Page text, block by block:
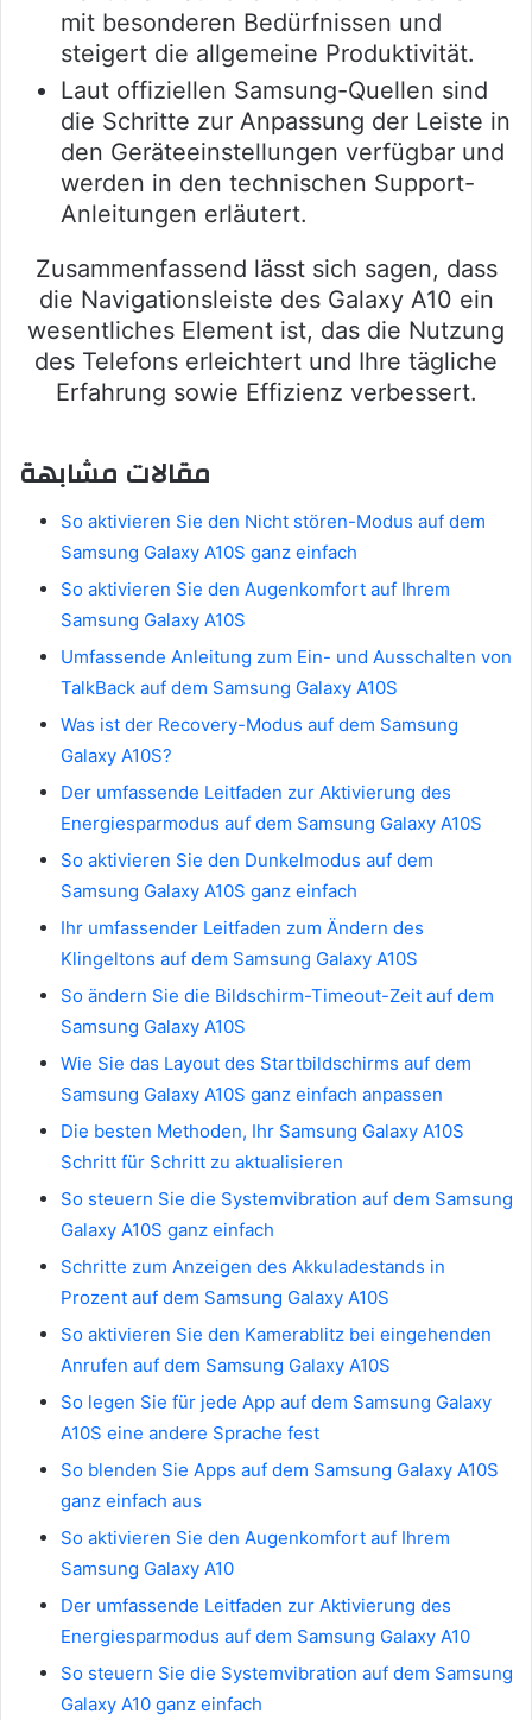
mit besonderen Bedürfnissen und
steigert die allgemeine Produktivität.
Laut offiziellen Samsung-Quellen sind
die Schritte zur Anpassung der Leiste in
den Geräteeinstellungen verfügbar und
werden in den technischen Support-
Anleitungen erläutert.
Zusammenfassend lässt sich sagen, dass
die Navigationsleiste des Galaxy A10 ein
wesentliches Element ist, das die Nutzung
des Telefons erleichtert und Ihre tägliche
Erfahrung sowie Effizienz verbessert.
مقالات مشابهة
So aktivieren Sie den Nicht stören-Modus auf dem
Samsung Galaxy A10S ganz einfach
So aktivieren Sie den Augenkomfort auf Ihrem
Samsung Galaxy A10S
Umfassende Anleitung zum Ein- und Ausschalten von
TalkBack auf dem Samsung Galaxy A10S
Was ist der Recovery-Modus auf dem Samsung
Galaxy A10S?
Der umfassende Leitfaden zur Aktivierung des
Energiesparmodus auf dem Samsung Galaxy A10S
So aktivieren Sie den Dunkelmodus auf dem
Samsung Galaxy A10S ganz einfach
Ihr umfassender Leitfaden zum Ändern des
Klingeltons auf dem Samsung Galaxy A10S
So ändern Sie die Bildschirm-Timeout-Zeit auf dem
Samsung Galaxy A10S
Wie Sie das Layout des Startbildschirms auf dem
Samsung Galaxy A10S ganz einfach anpassen
Die besten Methoden, Ihr Samsung Galaxy A10S
Schritt für Schritt zu aktualisieren
So steuern Sie die Systemvibration auf dem Samsung
Galaxy A10S ganz einfach
Schritte zum Anzeigen des Akkuladestands in
Prozent auf dem Samsung Galaxy A10S
So aktivieren Sie den Kamerablitz bei eingehenden
Anrufen auf dem Samsung Galaxy A10S
So legen Sie für jede App auf dem Samsung Galaxy
A10S eine andere Sprache fest
So blenden Sie Apps auf dem Samsung Galaxy A10S
ganz einfach aus
So aktivieren Sie den Augenkomfort auf Ihrem
Samsung Galaxy A10
Der umfassende Leitfaden zur Aktivierung des
Energiesparmodus auf dem Samsung Galaxy A10
So steuern Sie die Systemvibration auf dem Samsung
Galaxy A10 ganz einfach